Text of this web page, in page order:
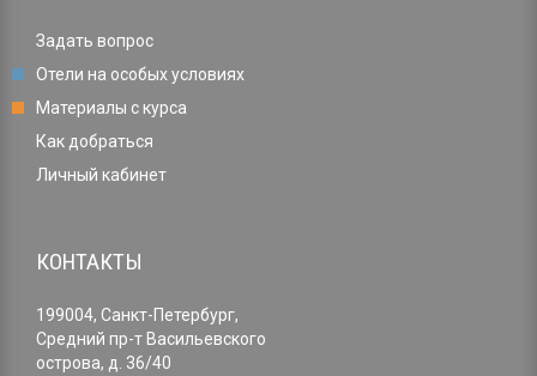
Задать вопрос
Отели на особых условиях
Материалы с курса
Как добраться
Личный кабинет
КОНТАКТЫ
199004, Санкт-Петербург,
Средний пр-т Васильевского
острова, д. 36/40